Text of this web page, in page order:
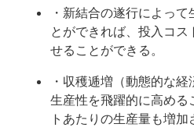
・新結合の遂行によっ
とができれば、投入コス
せることができる。
・収穫逓増（動態的な経
生産性を飛躍的に高める
トあたりの生産量も増